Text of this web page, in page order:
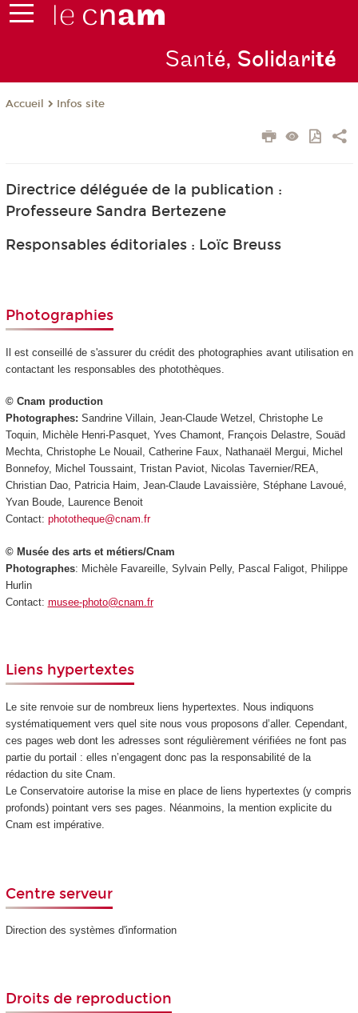
Santé, Solidarité
Accueil Infos site
Directrice déléguée de la publication :
Professeure Sandra Bertezene
Responsables éditoriales : Loïc Breuss
Photographies
Il est conseillé de s'assurer du crédit des photographies avant utilisation en
contactant les responsables des photothèques.
© Cnam production
Photographes: Sandrine Villain, Jean-Claude Wetzel, Christophe Le
Toquin, Michèle Henri-Pasquet, Yves Chamont, François Delastre, Souäd
Mechta, Christophe Le Nouail, Catherine Faux, Nathanaël Mergui, Michel
Bonnefoy, Michel Toussaint, Tristan Paviot, Nicolas Tavernier/REA,
Christian Dao, Patricia Haim, Jean-Claude Lavaissière, Stéphane Lavoué,
Yvan Boude, Laurence Benoit
Contact: phototheque@cnam.fr
© Musée des arts et métiers/Cnam
Photographes: Michèle Favareille, Sylvain Pelly, Pascal Faligot, Philippe
Hurlin
Contact: musee-photo@cnam.fr
Liens hypertextes
Le site renvoie sur de nombreux liens hypertextes. Nous indiquons
systématiquement vers quel site nous vous proposons d’aller. Cependant,
ces pages web dont les adresses sont régulièrement vérifiées ne font pas
partie du portail : elles n’engagent donc pas la responsabilité de la
rédaction du site Cnam.
Le Conservatoire autorise la mise en place de liens hypertextes (y compris
profonds) pointant vers ses pages. Néanmoins, la mention explicite du
Cnam est impérative.
Centre serveur
Direction des systèmes d'information
Droits de reproduction